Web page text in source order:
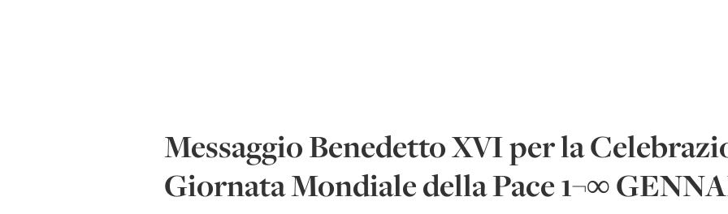
Messaggio Benedetto XVI per la
Giornata Mondiale della Pace 1¬∞